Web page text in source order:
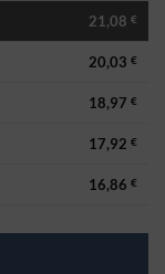
21,08 €
20,03 €
18,97 €
17,92 €
16,86 €